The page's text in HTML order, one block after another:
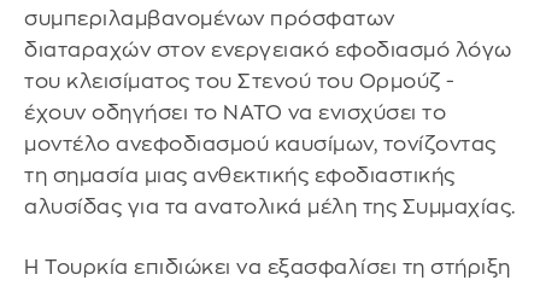
συμπεριλαμβανομένων πρόσφατων
διαταραχών στον ενεργειακό εφοδιασμό λόγω
του κλεισίματος του Στενού του Ορμούζ -
έχουν οδηγήσει το ΝΑΤΟ να ενισχύσει το
μοντέλο ανεφοδιασμού καυσίμων, τονίζοντας
τη σημασία μιας ανθεκτικής εφοδιαστικής
αλυσίδας για τα ανατολικά μέλη της Συμμαχίας.
Η Τουρκία επιδιώκει να εξασφαλίσει τη στήριξη